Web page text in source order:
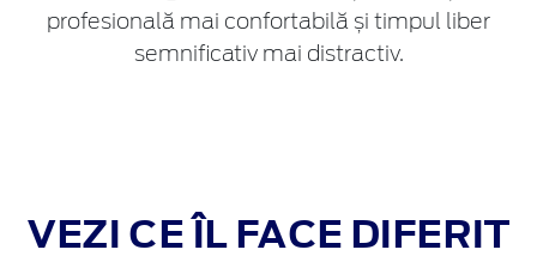
profesională mai confortabilă și timpul liber
semnificativ mai distractiv.
VEZI CE ÎL FACE DIFERIT